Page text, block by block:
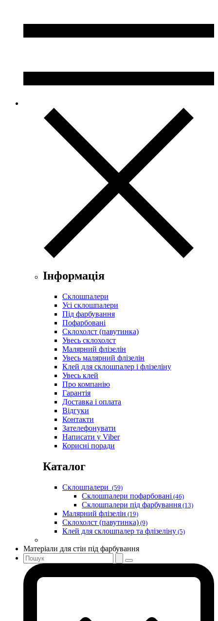
Інформація
Склошпалери
Усі склошпалери
Під фарбування
Пофарбовані
Склохолст (павутинка)
Увесь склохолст
Малярний флізелін
Увесь малярний флізелін
Клей для склошпалер і флізеліну
Увесь клей
Про компанію
Гарантія
Доставка і оплата
Відгуки
Контакти
Зателефонувати
Написати у Viber
Корисні поради
Каталог
Склошпалери (59)
Склошпалери пофарбовані (46)
Склошпалери під фарбування (13)
Малярний флізелін (19)
Склохолст (павутинка) (9)
Клей для склошпалер та флізеліну (5)
Матеріали для стін під фарбування